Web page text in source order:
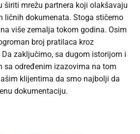
širiti mrežu partnera koji olakšavaju
ličnih dokumenata. Stoga stičemo
više zemalja tokom godina. Osim
broj pratilaca kroz
Da zaključimo, sa dugom istorijom i
sa određenim izazovima na tom
klijentima da smo najbolji da
dokumentaciju.